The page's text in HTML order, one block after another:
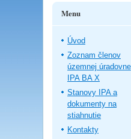
Menu
Úvod
Zoznam členov
územnej úradovne
IPA BA X
Stanovy IPA a
dokumenty na
stiahnutie
Kontakty